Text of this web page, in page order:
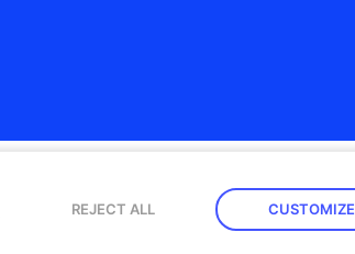
REJECT ALL CUSTOMIZE